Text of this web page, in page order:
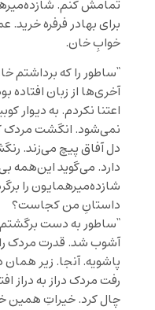
تمامش کنم.
برای بهادر فرفره خرید.
خوابِ خان.
“ساطور را که برداشتم
آخری‌ها از زبان افتاده
اعتنا نکردم. به دیوار
نمی‌شود. انگشت مردک
دل آفاق پیچ می‌زند.
دارد. می‌گوید این‌همه
شازده‌میرهمایون را
داستانِ من کجاست؟
“ساطور به دست
آشوب شد. قدرت مردک
پاشویه. آنجا. زیر همان
رفت مردک دراز به دراز
چال کرد. خیراتِ همین